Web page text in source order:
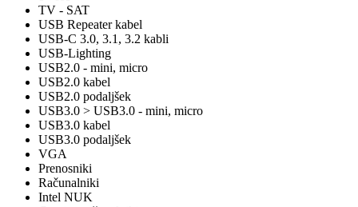
TV - SAT
USB Repeater kabel
USB-C 3.0, 3.1, 3.2 kabli
USB-Lighting
USB2.0 - mini, micro
USB2.0 kabel
USB2.0 podaljšek
USB3.0 > USB3.0 - mini, micro
USB3.0 kabel
USB3.0 podaljšek
VGA
Prenosniki
Računalniki
Intel NUK